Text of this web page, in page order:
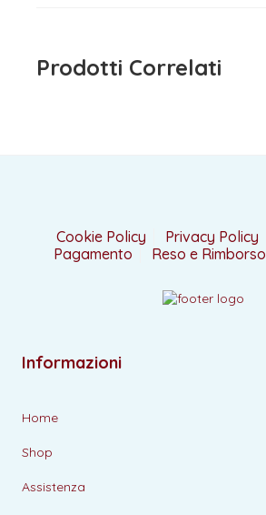
Prodotti Correlati
Cookie Policy Privacy Policy
Pagamento
Reso e Rimborso
Informazioni
Home
Shop
Assistenza